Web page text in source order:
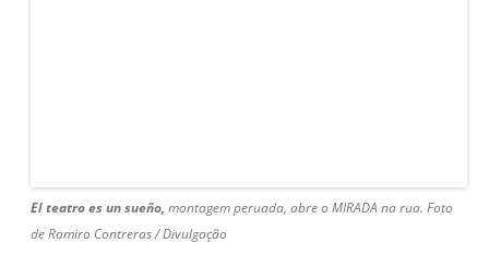
El teatro es un sueño, montagem peruada, abre o MIRADA na rua. Foto
de Ramiro Contreras / Divulgação